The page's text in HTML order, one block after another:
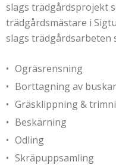
slags trädgårdsprojekt
trädgårdsmästare i
slags trädgårdsarbeten
Ogräsrensning
Borttagning av
Gräsklippning &
Beskärning
Odling
Skräpuppsamling